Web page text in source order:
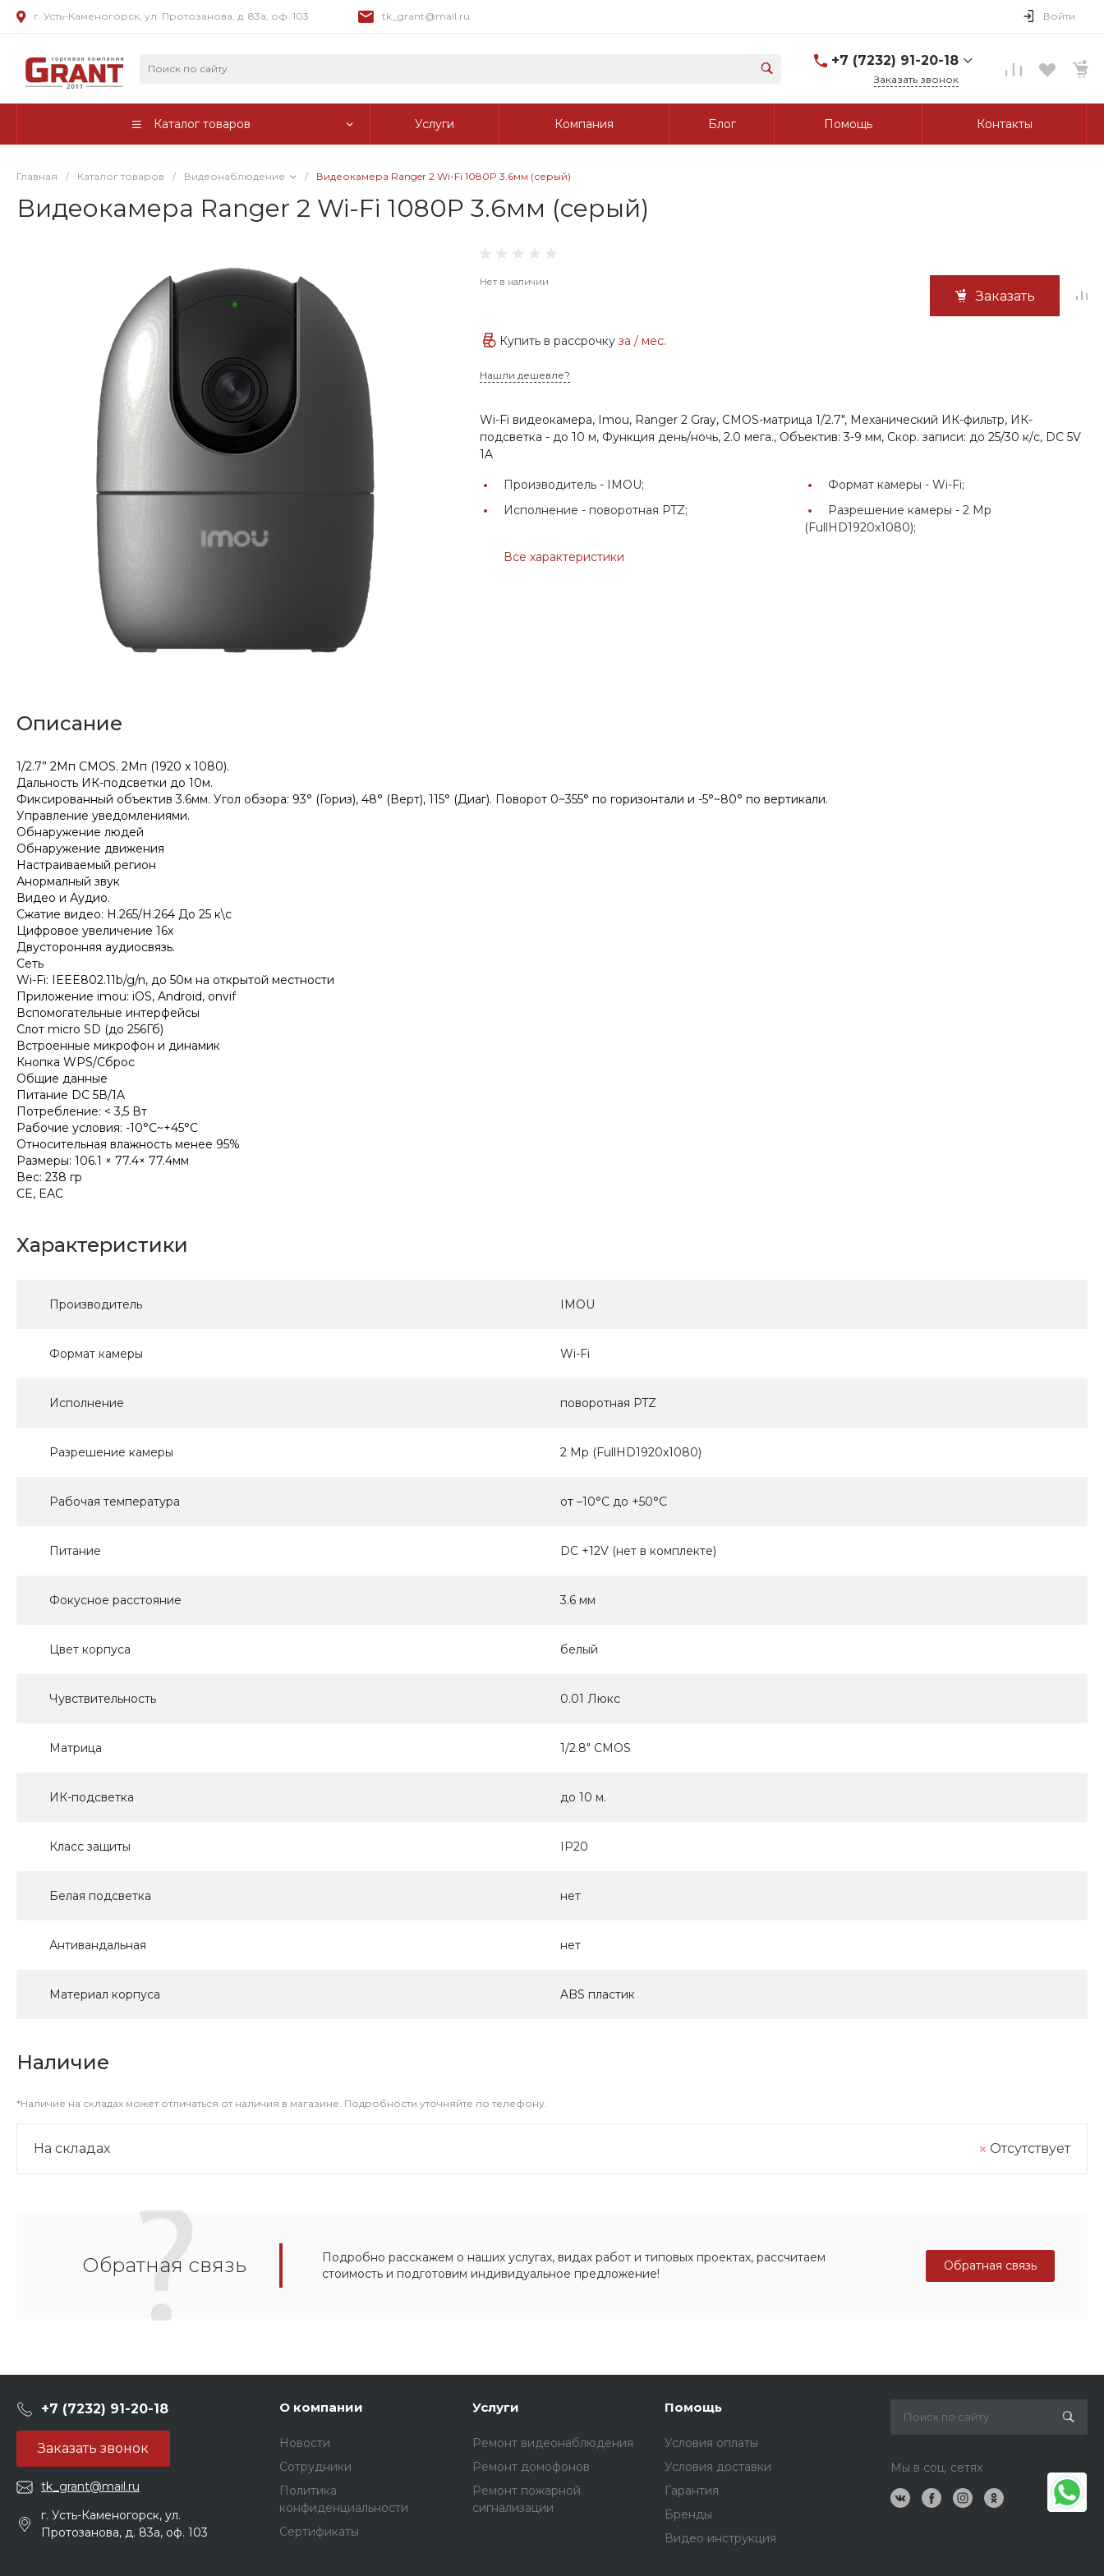
г. Усть-Каменогорск, ул. Протозанова, д. 83а, оф. 103 tk_grant@mail.ru Войти
+7 (7232) 91-20-18
г. Усть-Каменогорск, ул.
Заказать звонок
Каталог товаров Услуги Компания Блог Помощь Контакты
Главная / Каталог товаров / Видеонаблюдение / Видеокамера Ranger 2 Wi-Fi 1080P 3.6мм (серый)
Видеокамера Ranger 2 Wi-Fi 1080P 3.6мм (серый)
Нет в наличии
Заказать
Купить в рассрочкуза/ мес.
Нашли дешевле?
Wi-Fi видеокамера, Imou, Ranger 2 Gray, CMOS-матрица 1/2.7", Механический ИК-фильтр, ИК-
подсветка - до 10 м, Функция день/ночь, 2.0 мега., Объектив: 3-9 мм, Скор. записи: до 25/30 к/c, DC 5V
1A
Производитель - IMOU; Формат камеры -Wi-Fi;
Исполнение - поворотная PTZ; Разрешение камеры -2 Mp
(FullHD1920x1080);
Все характеристики
Описание
1/2.7” 2Мп CMOS. 2Мп (1920 x 1080).
Дальность ИК-подсветки до 10м.
Фиксированный объектив 3.6мм. Угол обзора: 93° (Гориз), 48° (Верт), 115° (Диаг). Поворот 0~355° по горизонтали и -5°~80° по вертикали.
Управление уведомлениями.
Обнаружение людей
Обнаружение движения
Настраиваемый регион
Анормалный звук
Видео и Аудио.
Сжатие видео: H.265/H.264 До 25 к\с
Цифровое увеличение 16x
Двусторонняя аудиосвязь.
Сеть
Wi-Fi: IEEE802.11b/g/n, до 50м на открытой местности
Приложение imou: iOS, Android, onvif
Вспомогательные интерфейсы
Слот micro SD (до 256Гб)
Встроенные микрофон и динамик
Кнопка WPS/Сброс
Общие данные
Питание DC 5В/1A
Потребление: < 3,5 Вт
Рабочие условия: -10°C~+45°C
Относительная влажность менее 95%
Размеры: 106.1 × 77.4× 77.4мм
Вес: 238 гр
CE, EAC
Характеристики
Производитель IMOU
Формат камеры Wi-Fi
Исполнение поворотная PTZ
Разрешение камеры 2 Mp (FullHD1920x1080)
Рабочая температура от –10°C до +50°C
Питание DC +12V (нет в комплекте)
Фокусное расстояние 3.6 мм
Цвет корпуса белый
Чувствительность 0.01 Люкс
Матрица 1/2.8" CMOS
ИК-подсветка до 10 м.
Класс защиты IP20
Белая подсветка нет
Антивандальная нет
Материал корпуса ABS пластик
Наличие
*Наличие на складах может отличаться от наличия в магазине. Подробности уточняйте по телефону.
На складах Отсутствует
Обратная связь
Подробно расскажем о наших услугах, видах работ и типовых проектах, рассчитаем
стоимость и подготовим индивидуальное предложение!
Обратная связь
+7 (7232) 91-20-18
Заказать звонок
tk_grant@mail.ru
г. Усть-Каменогорск, ул.
Протозанова, д. 83а, оф. 103
О компании
Новости
Сотрудники
Политика
конфиденциальности
Сертификаты
Услуги
Ремонт видеонаблюдения
Ремонт домофонов
Ремонт пожарной
сигнализации
Помощь
Условия оплаты
Условия доставки
Гарантия
Бренды
Видео инструкция
Мы в соц. сетях